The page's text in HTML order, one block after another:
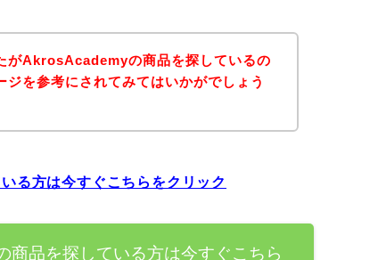
がAkrosAcademyの商品を探しているの
ジを参考にされてみてはいかがでしょう
る方は今すぐこちらをクリック
商品を探している方は今すぐこちら